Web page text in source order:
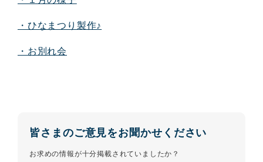
・ひなまつり製作♪
・お別れ会
皆さまのご意見をお聞かせください
お求めの情報が十分掲載されていましたか？